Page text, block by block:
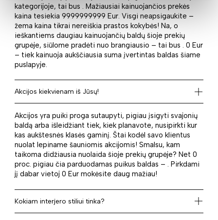
kategorijoje, tai bus . Mažiausiai kainuojančios prekės
kaina tesiekia 9999999999 Eur. Visgi neapsigaukite –
žema kaina tikrai nereiškia prastos kokybės! Na, o
ieškantiems daugiau kainuojančių baldų šioje prekių
grupėje, siūlome pradėti nuo brangiausio – tai bus . 0 Eur
– tiek kainuoja aukščiausia suma įvertintas baldas šiame
puslapyje.
Akcijos kiekvienam iš Jūsų!
Akcijos yra puiki proga sutaupyti, pigiau įsigyti svajonių
baldą arba išleidžiant tiek, kiek planavote, nusipirkti kur
kas aukštesnės klasės gaminį. Štai kodėl savo klientus
nuolat lepiname šauniomis akcijomis! Smalsu, kam
taikoma didžiausia nuolaida šioje prekių grupėje? Net 0
proc. pigiau čia parduodamas puikus baldas – . Pirkdami
jį dabar vietoj 0 Eur mokėsite daug mažiau!
Kokiam interjero stiliui tinka?